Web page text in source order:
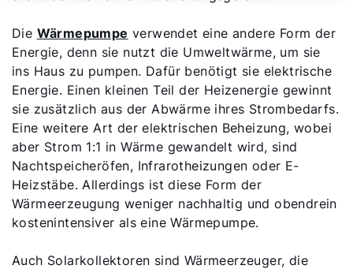
Die Wärmepumpe verwendet eine andere Form der
Energie, denn sie nutzt die Umweltwärme, um sie
ins Haus zu pumpen. Dafür benötigt sie elektrische
Energie. Einen kleinen Teil der Heizenergie gewinnt
sie zusätzlich aus der Abwärme ihres Strombedarfs.
Eine weitere Art der elektrischen Beheizung, wobei
aber Strom 1:1 in Wärme gewandelt wird, sind
Nachtspeicheröfen, Infrarotheizungen oder E-
Heizstäbe. Allerdings ist diese Form der
Wärmeerzeugung weniger nachhaltig und obendrein
kostenintensiver als eine Wärmepumpe.
Auch Solarkollektoren sind Wärmeerzeuger, die